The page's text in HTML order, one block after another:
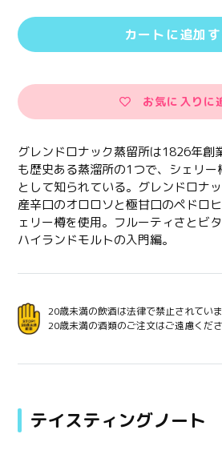
カートに追加
お気に入りに
ー
ト
に
商
品
を
る
グレンドロナック蒸留所は1826年創
も歴史ある蒸溜所の1つで、シェリー
として知られている。グレンドロナ
産辛口のオロロソと極甘口のペドロ
ェリー樽を使用。フルーティさとビ
ハイランドモルトの入門編。
20歳未満の飲酒は法律で禁止されていま
20歳未満の酒類のご注文はご遠慮くださ
テイスティングノート